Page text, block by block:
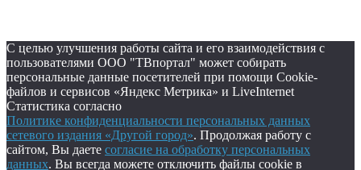
С целью улучшения работы сайта и его взаимодействия с
пользователями ООО "ТВпортал" может собирать
персональные данные посетителей при помощи Cookie-
файлов и сервисов «Яндекс Метрика» и LiveInternet
Статистика согласно
Политике конфиденциальности персональных данных
сетевого издания «Другой город». Продолжая работу с
сайтом, Вы даете согласие на обработку персональных
данных. Вы всегда можете отключить файлы cookie в